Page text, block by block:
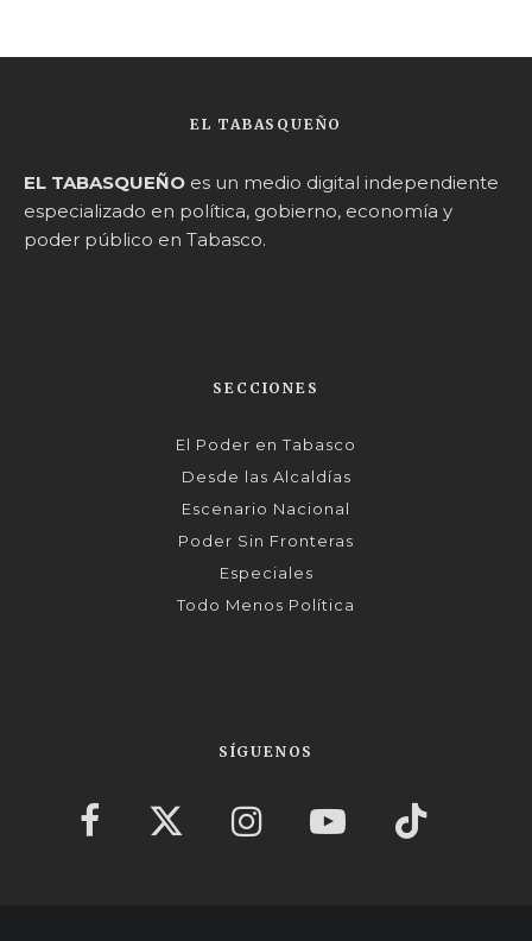
EL TABASQUEÑO
EL TABASQUEÑO es un medio digital independiente
especializado en política, gobierno, economía y
poder público en Tabasco.
SECCIONES
El Poder en Tabasco
Desde las Alcaldías
Escenario Nacional
Poder Sin Fronteras
Especiales
Todo Menos Política
SÍGUENOS